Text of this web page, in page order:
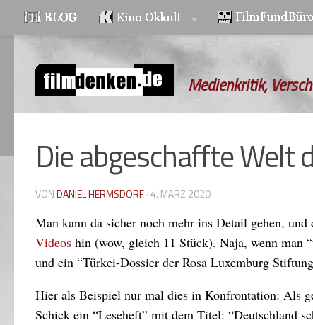
Zum Inhalt springen
Medienkritik,
Die abgeschaffte Welt
VONDANIEL HERMSDORF·4. MÄRZ 2020
Man kann da sicher noch mehr ins Detail gehen, und
Videos hin (wow, gleich 11 Stück). Naja, wenn man
und ein “Türkei-Dossier der Rosa Luxemburg
Hier als Beispiel nur mal dies in Konfrontation: Als
Schick ein “Leseheft” mit dem Titel: “Deutschland